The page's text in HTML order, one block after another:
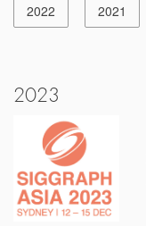
2022 2021
2023